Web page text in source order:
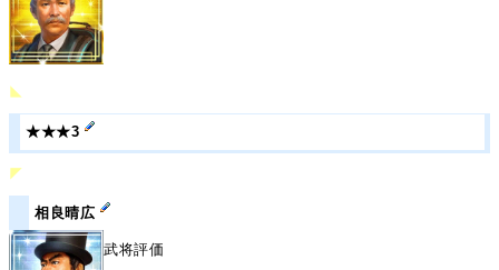
◣
★★★3
◤
相良晴広
武将評価